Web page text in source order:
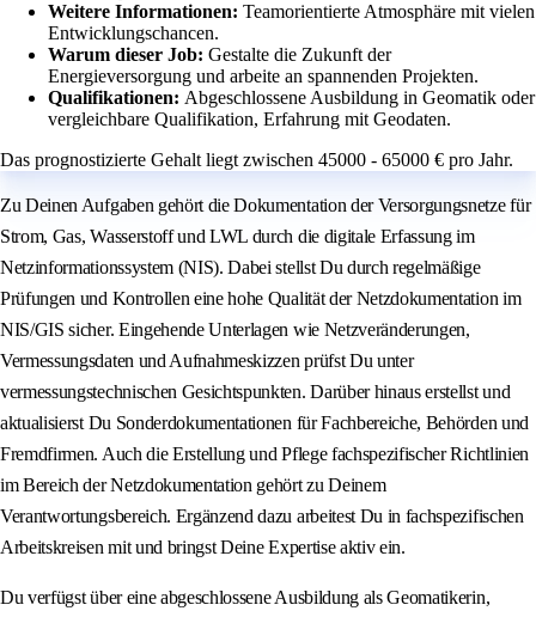
Weitere Informationen: Teamorientierte Atmosphäre mit vielen
Entwicklungschancen.
Warum dieser Job: Gestalte die Zukunft der
Energieversorgung und arbeite an spannenden Projekten.
Qualifikationen: Abgeschlossene Ausbildung in Geomatik oder
vergleichbare Qualifikation, Erfahrung mit Geodaten.
Das prognostizierte Gehalt liegt zwischen 45000 - 65000 € pro Jahr.
Zu Deinen Aufgaben gehört die Dokumentation der Versorgungsnetze für
Strom, Gas, Wasserstoff und LWL durch die digitale Erfassung im
Netzinformationssystem (NIS). Dabei stellst Du durch regelmäßige
Prüfungen und Kontrollen eine hohe Qualität der Netzdokumentation im
NIS/GIS sicher. Eingehende Unterlagen wie Netzveränderungen,
Vermessungsdaten und Aufnahmeskizzen prüfst Du unter
vermessungstechnischen Gesichtspunkten. Darüber hinaus erstellst und
aktualisierst Du Sonderdokumentationen für Fachbereiche, Behörden und
Fremdfirmen. Auch die Erstellung und Pflege fachspezifischer Richtlinien
im Bereich der Netzdokumentation gehört zu Deinem
Verantwortungsbereich. Ergänzend dazu arbeitest Du in fachspezifischen
Arbeitskreisen mit und bringst Deine Expertise aktiv ein.
Du verfügst über eine abgeschlossene Ausbildung als Geomatikerin,